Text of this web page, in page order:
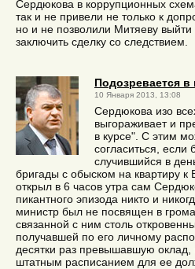
Сердюкова в коррупционных
так и не привели не только к
но и не позволили Митяеву выйти
заключить сделку со следствием.
Подозревается в
10 Января 2013, 13:08
Сердюкова изо
выгораживает и
в курсе". С этим
согласиться, если
случившийся в
бригады с обыском на квартиру к
открыл в 6 часов утра сам
пикантного эпизода никто и
министр был не посвящен в
связанной с ним столь
получавшей по его личному
десятки раз превышавшую
штатным расписанием для ее